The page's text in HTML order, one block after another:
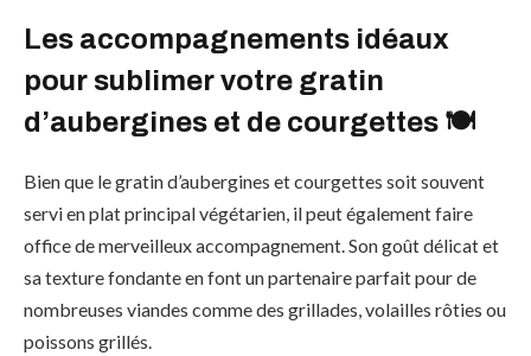
Les accompagnements idéaux
pour sublimer votre gratin
d’aubergines et de courgettes 🍽️
Bien que le gratin d’aubergines et courgettes soit souvent
servi en plat principal végétarien, il peut également faire
office de merveilleux accompagnement. Son goût délicat et
sa texture fondante en font un partenaire parfait pour de
nombreuses viandes comme des grillades, volailles rôties ou
poissons grillés.